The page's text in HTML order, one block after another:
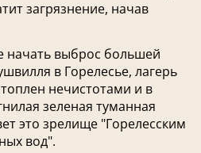
загрязнение, начав
начать выброс большей
в Горелесье, лагерь
нечистотами и в
зеленая туманная
это зрелище "Горелесским
вод".